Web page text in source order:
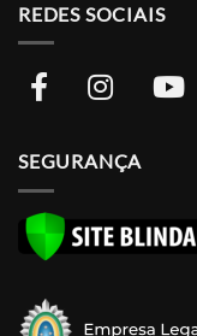
REDES SOCIAIS
SEGURANÇA